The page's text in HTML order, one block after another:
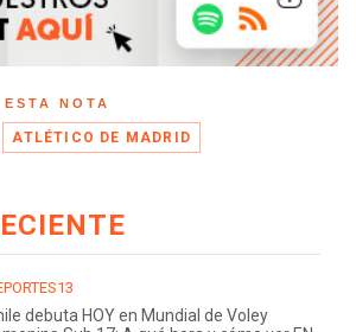
NOTA
ATLÉTICO DE MADRID
debuta HOY en Mundial de Voley